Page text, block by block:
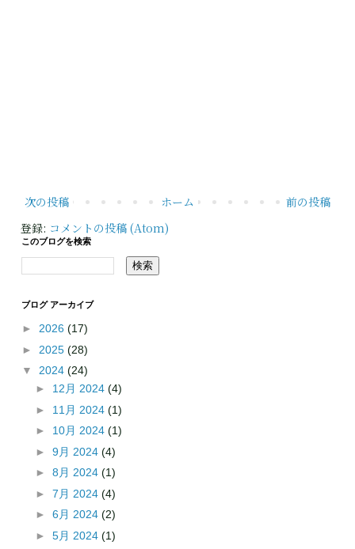
次の投稿 前の投稿
ホーム
登録: コメントの投稿 (Atom)
このブログを検索
ブログ アーカイブ
► 2026 (17)
► 2025 (28)
▼ 2024 (24)
► 12月 2024 (4)
► 11月 2024 (1)
► 10月 2024 (1)
► 9月 2024 (4)
► 8月 2024 (1)
► 7月 2024 (4)
► 6月 2024 (2)
► 5月 2024 (1)